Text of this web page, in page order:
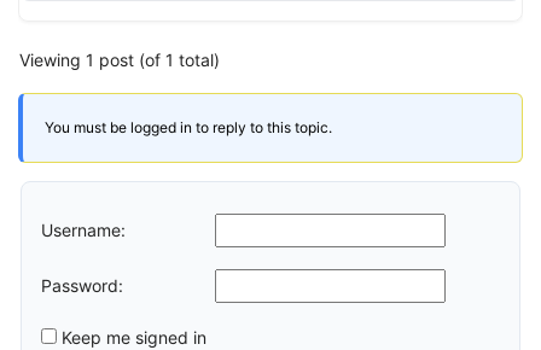
Viewing 1 post (of 1 total)
You must be logged in to reply to this topic.
Username:
Password:
Keep me signed in